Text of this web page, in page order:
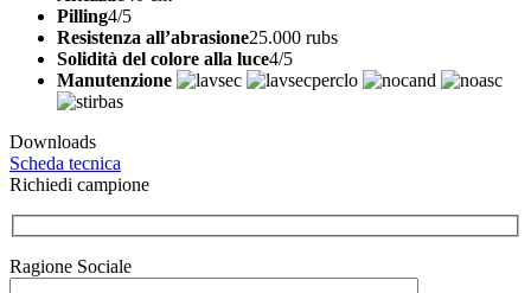
Pilling4/5
Resistenza all’abrasione25.000 rubs
Solidità del colore alla luce4/5
Manutenzione
Downloads
Scheda tecnica
Richiedi campione
Ragione Sociale